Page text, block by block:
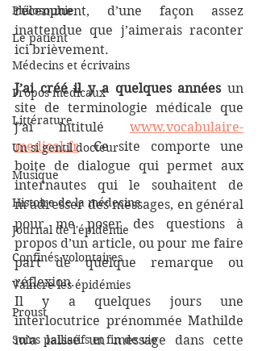
Philosophie
Le patient
Médecins et écrivains
Propos médicaux
Littérature
Un si gentil docteur
Musique
Histoire de la médecine
Journal de l'épidémie
Confinés volontaires
Vaincre les épidémies
Proust
Soins palliatifs et fin de vie
récemment, d’une façon assez
inattendue que j’aimerais raconter
ici brièvement.
J’ai créé il y a quelques années un
site de terminologie médicale que
j’ai intitulé www.vocabulaire-
medical.fr. Ce site comporte une
boite de dialogue qui permet aux
internautes qui le souhaitent de
m’adresser des messages, en général
pour me poser des questions à
propos d’un article, ou pour me faire
part de quelque remarque ou
réflexion.
Il y a quelques jours une
interlocutrice prénommée Mathilde
m’a laissé un message dans cette